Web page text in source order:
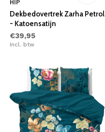
HIP
Dekbedovertrek Zarha Petrol
- Katoensatijn
€39,95
Incl. btw